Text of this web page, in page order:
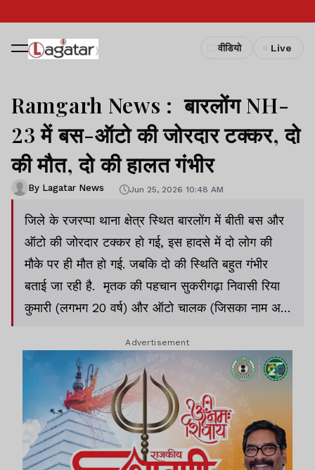
वीडियो Live
Ramgarh News : बारलोंग NH-
23 में बस-ऑटो की जोरदार टक्कर, दो
की मौत, दो की हालत गंभीर
By Lagatar News Jun 25, 2026 10:48 AM
जिले के रजरप्पा थाना क्षेत्र स्थित बारलोंग में बीती बस और
ऑटो की जोरदार टक्कर हो गई, इस हादसे में दो लोग की
मौके पर ही मौत हो गई. जबकि दो की स्थिति बहुत गंभीर
बताई जा रही है. मृतक की पहचान सुकरीगढ़ा निवासी रिया
कुमारी (लगभग 20 वर्ष) और ऑटो चालक (जिसका नाम अभी
रविरंजन भारती और अमित कुमार शामिल हैं और दोनों रेलवे
पतरातू में लोकॉपायलट के पद पर कार्यरत हैं.
Advertisement